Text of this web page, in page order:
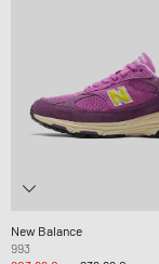
New Balance
993